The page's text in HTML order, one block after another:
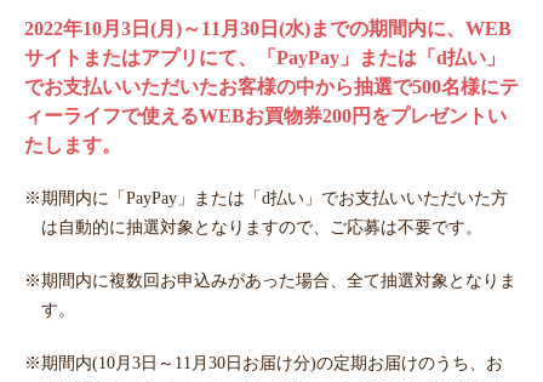
2022年10月3日(月)～11月30日(水)までの期間内に、WEB
サイトまたはアプリにて、「PayPay」または「d払い」
でお支払いいただいたお客様の中から抽選で500名様にテ
ィーライフで使えるWEBお買物券200円をプレゼントい
たします。
※期間内に「PayPay」または「d払い」でお支払いいただいた方
は自動的に抽選対象となりますので、ご応募は不要です。
※期間内に複数回お申込みがあった場合、全て抽選対象となりま
す。
※期間内(10月3日～11月30日お届け分)の定期お届けのうち、お